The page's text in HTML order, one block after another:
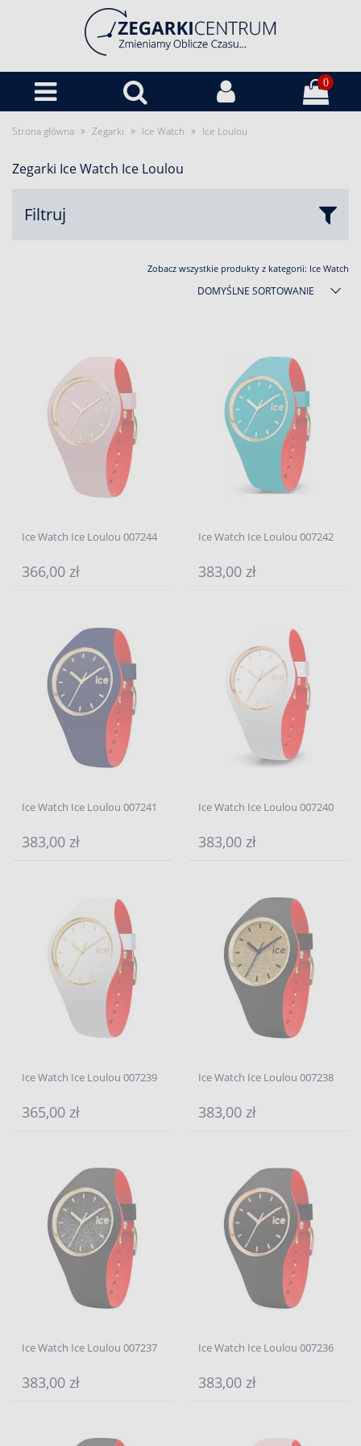
0
Strona główna » Zegarki » Ice Watch » Ice Loulou
Zegarki Ice Watch Ice Loulou
Filtruj
Zobacz wszystkie produkty z kategorii: Ice Watch
DOMYŚLNE SORTOWANIE
Ice Watch Ice Loulou 007244
366,00 zł
Ice Watch Ice Loulou 007242
383,00 zł
Ice Watch Ice Loulou 007241
383,00 zł
Ice Watch Ice Loulou 007240
383,00 zł
Ice Watch Ice Loulou 007239
365,00 zł
Ice Watch Ice Loulou 007238
383,00 zł
Ice Watch Ice Loulou 007237
383,00 zł
Ice Watch Ice Loulou 007236
383,00 zł